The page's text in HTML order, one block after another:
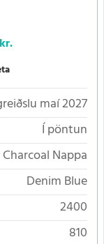
maí 2027
Í pöntun
Nappa
Denim Blue
2400
810